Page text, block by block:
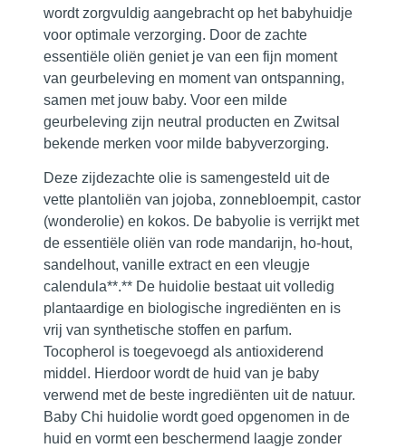
wordt zorgvuldig aangebracht op het babyhuidje
voor optimale verzorging. Door de zachte
essentiële oliën geniet je van een fijn moment
van geurbeleving en moment van ontspanning,
samen met jouw baby. Voor een milde
geurbeleving zijn neutral producten en Zwitsal
bekende merken voor milde babyverzorging.
Deze zijdezachte olie is samengesteld uit de
vette plantoliën van jojoba, zonnebloempit, castor
(wonderolie) en kokos. De babyolie is verrijkt met
de essentiële oliën van rode mandarijn, ho-hout,
sandelhout, vanille extract en een vleugje
calendula**.** De huidolie bestaat uit volledig
plantaardige en biologische ingrediënten en is
vrij van synthetische stoffen en parfum.
Tocopherol is toegevoegd als antioxiderend
middel. Hierdoor wordt de huid van je baby
verwend met de beste ingrediënten uit de natuur.
Baby Chi huidolie wordt goed opgenomen in de
huid en vormt een beschermend laagje zonder